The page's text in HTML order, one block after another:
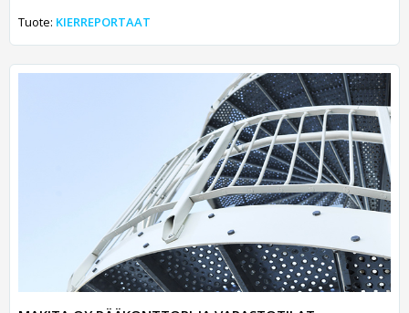
Tuote: KIERREPORTAAT